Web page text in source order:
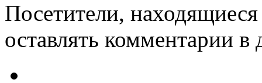
Посетители,
оставлять комментарии в